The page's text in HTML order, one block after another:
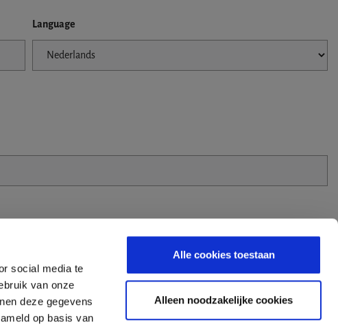
social media te
van onze
deze gegevens
op basis van
Alle cookies toestaan
Alleen noodzakelijke cookies
Language
Zip Code